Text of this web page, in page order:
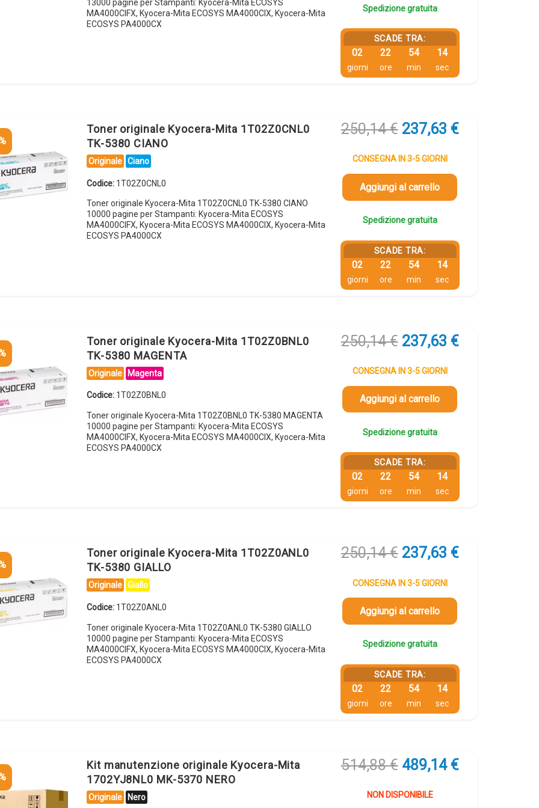
13000 pagine per Stampanti: Kyocera-Mita ECOSYS
MA4000CIFX, Kyocera-Mita ECOSYS MA4000CIX, Kyocera-Mita
ECOSYS PA4000CX
Spedizione gratuita
SCADE TRA:
02
giorni
22
ore
54
min
13
sec
Toner originale Kyocera-Mita 1T02Z0CNL0
TK-5380 CIANO
Originale Ciano
Codice: 1T02Z0CNL0
Toner originale Kyocera-Mita 1T02Z0CNL0 TK-5380 CIANO
10000 pagine per Stampanti: Kyocera-Mita ECOSYS
MA4000CIFX, Kyocera-Mita ECOSYS MA4000CIX, Kyocera-Mita
ECOSYS PA4000CX
250,14€ Il
originale
era:
250,14 €.
237,63 €Il
CONSEGNA IN 3-5 GIORNI
Aggiungi al carrello
Spedizione gratuita
SCADE TRA:
02
giorni
22
ore
54
min
13
sec
Toner originale Kyocera-Mita 1T02Z0BNL0
TK-5380 MAGENTA
Originale Magenta
Codice: 1T02Z0BNL0
Toner originale Kyocera-Mita 1T02Z0BNL0 TK-5380 MAGENTA
10000 pagine per Stampanti: Kyocera-Mita ECOSYS
MA4000CIFX, Kyocera-Mita ECOSYS MA4000CIX, Kyocera-Mita
ECOSYS PA4000CX
250,14€ Il
originale
era:
250,14 €.
237,63 €Il
CONSEGNA IN 3-5 GIORNI
Aggiungi al carrello
Spedizione gratuita
SCADE TRA:
02
giorni
22
ore
54
min
13
sec
Toner originale Kyocera-Mita 1T02Z0ANL0
TK-5380 GIALLO
Originale Giallo
Codice: 1T02Z0ANL0
Toner originale Kyocera-Mita 1T02Z0ANL0 TK-5380 GIALLO
10000 pagine per Stampanti: Kyocera-Mita ECOSYS
MA4000CIFX, Kyocera-Mita ECOSYS MA4000CIX, Kyocera-Mita
ECOSYS PA4000CX
250,14€ Il
originale
era:
250,14 €.
237,63 €Il
CONSEGNA IN 3-5 GIORNI
Aggiungi al carrello
Spedizione gratuita
SCADE TRA:
02
giorni
22
ore
54
min
13
sec
Kit manutenzione originale Kyocera-Mita
1702YJ8NL0 MK-5370 NERO
Originale Nero
514,88€ Il
originale
489,14 €Il
NON DISPONIBILE